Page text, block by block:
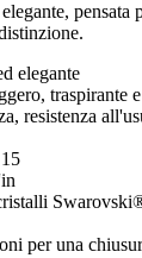
pensata
elegante
traspirante
resistenza
per una